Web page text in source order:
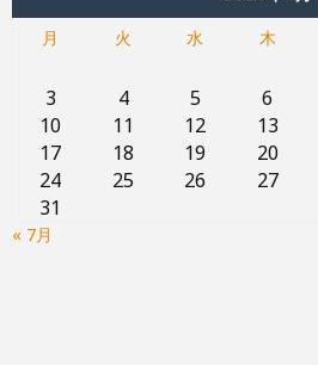
月
火 水 木
3
4 5 6
10
11 12 13
17
18 19 20
24
25 26 27
31
« 7月